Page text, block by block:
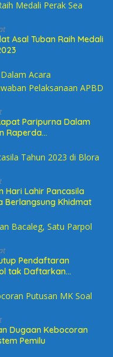
Asal Tuban Raih Medali
Paripurna Dalam
Raperda
Hari Lahir Pancasila
Berlangsung Khidmat
Pendaftaran
tak Daftarkan
Dugaan Kebocoran
Pemilu